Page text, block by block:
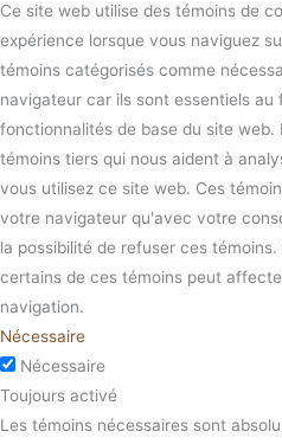
Ce site web utilise des témoins de
expérience lorsque vous naviguez
témoins catégorisés comme
navigateur car ils sont essentiels au
fonctionnalités de base du site web.
témoins tiers qui nous aident à
vous utilisez ce site web. Ces
votre navigateur qu'avec votre
la possibilité de refuser ces
certains de ces témoins peut
navigation.
Nécessaire
Nécessaire
Toujours activé
Les témoins nécessaires sont